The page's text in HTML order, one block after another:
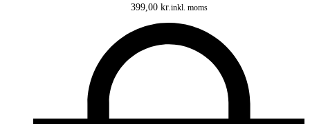
og tricks. Uanset om du er en street-skater, der elsker at slide på
kantstenen, eller en ramp-rytter, der udfører luftige hop, vil Jump
Around PRO – High Yellow Fingerboard Hjul opfylde dine behov.
Det Perfekte Tilbehør til Dit Fingerboard
Jump Around PRO – High Yellow Fingerboard Hjul er ikke kun et
tilbehør; de er et statement. De er et udtryk for din kærlighed til
fingerboarding som en kunstform og en livsstil. De er det perfekte
399,00 kr.inkl. moms